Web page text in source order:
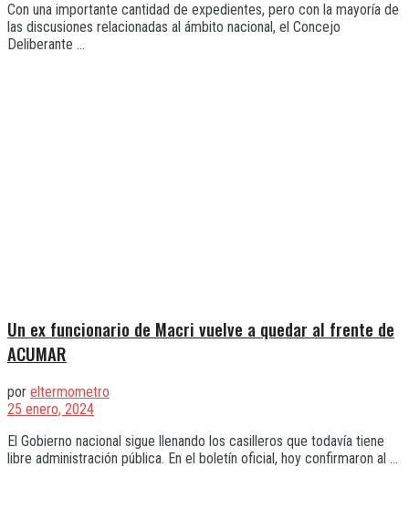
Con una importante cantidad de expedientes, pero con la mayoría de
las discusiones relacionadas al ámbito nacional, el Concejo
Deliberante ...
Un ex funcionario de Macri vuelve a quedar al frente de
ACUMAR
por eltermometro
25 enero, 2024
El Gobierno nacional sigue llenando los casilleros que todavía tiene
libre administración pública. En el boletín oficial, hoy confirmaron al ...